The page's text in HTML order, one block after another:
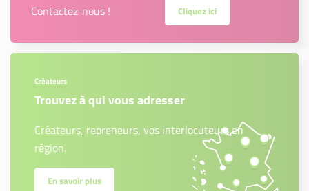
Contactez-nous ! Cliquez ici
Créateurs
Trouvez à qui vous adresser
Créateurs, repreneurs, vos interlocuteurs en
région.
En savoir plus